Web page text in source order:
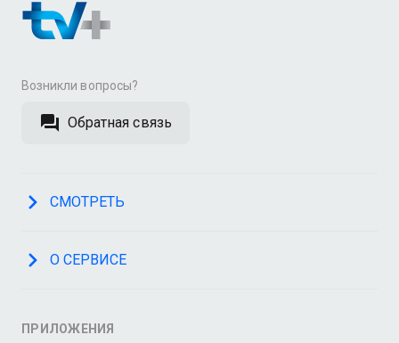
Возникли вопросы?
Обратная связь
СМОТРЕТЬ
О СЕРВИСЕ
ПРИЛОЖЕНИЯ